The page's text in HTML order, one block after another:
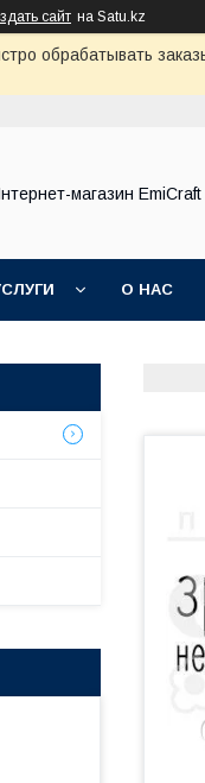
сайт на Satu.kz
обрабатывать
магазин EmiCraft
О НАС